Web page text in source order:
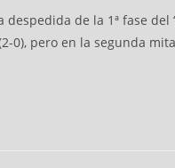
de la 1ª fase
0), pero en la segunda